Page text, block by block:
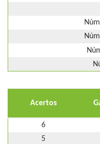
Acertos
6
5